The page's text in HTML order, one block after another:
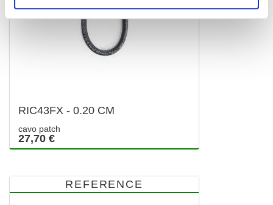
RIC43FX - 0.20 CM
cavo patch
27,70 €
REFERENCE